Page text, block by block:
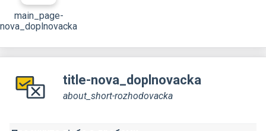
main_page-
nova_doplnovacka
title-nova_doplnovacka
about_short-rozhodovacka